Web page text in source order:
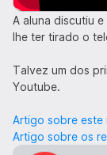
A aluna discutiu
lhe ter tirado o
Talvez um dos
Youtube.
Artigo sobre este
Artigo sobre os